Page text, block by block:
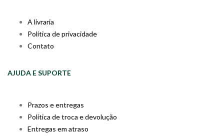
A livraria
Política de privacidade
Contato
AJUDA E SUPORTE
Prazos e entregas
Política de troca e devolução
Entregas em atraso